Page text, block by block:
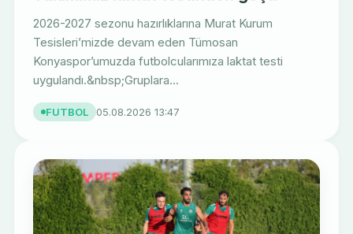
2026-2027 sezonu hazırlıklarına Murat Kurum
Tesisleri’mizde devam eden Tümosan
Konyaspor’umuzda futbolcularımıza laktat testi
uygulandı.&nbsp;Gruplara...
FUTBOL 05.08.2026 13:47